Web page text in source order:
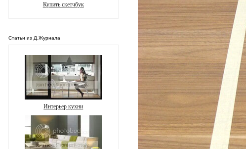
Купить скетчбук
Статьи из Д.Журнала
Интерьер кухни